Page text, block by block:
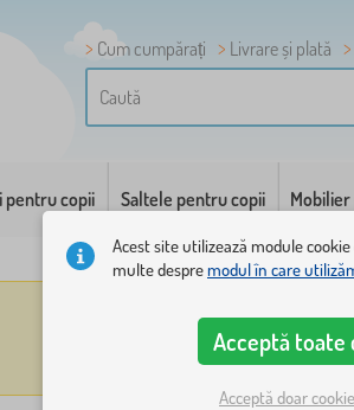
Cum cumpărați Livrare și plată
pentru copii Saltele pentru copii
Acest site utilizează module
multe despremodul în care
Acceptă
Acceptă doar